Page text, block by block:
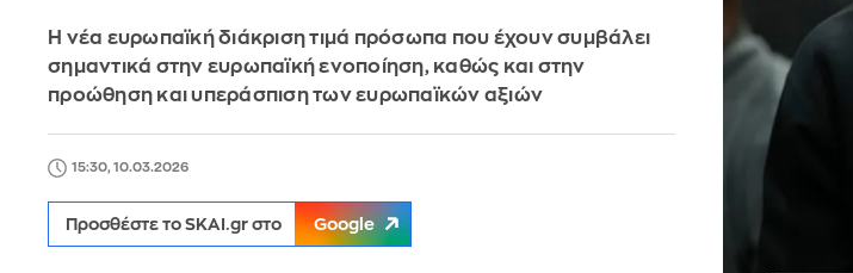
Η νέα ευρωπαϊκή διάκριση τιμά πρόσωπα που έχουν συμβάλει
σημαντικά στην ευρωπαϊκή ενοποίηση, καθώς και στην
προώθηση και υπεράσπιση των ευρωπαϊκών αξιών
15:30, 10.03.2026
Προσθέστε το SKAI.gr στο Google